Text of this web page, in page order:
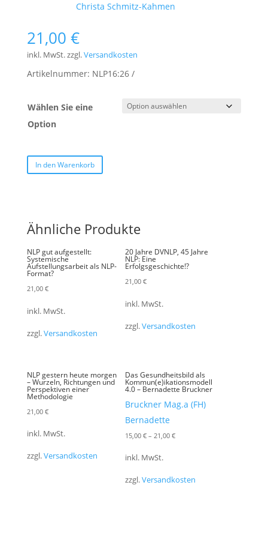
Christa Schmitz-Kahmen
21,00 €
inkl. MwSt.zzgl.Versandkosten
Artikelnummer: NLP16:26
Wählen Sie eine
Option
In den Warenkorb
Ähnliche Produkte
NLP gut aufgestellt:
Systemische
Aufstellungsarbeit als NLP-
Format?
21,00 €
inkl. MwSt.
zzgl.Versandkosten
20 Jahre DVNLP, 45 Jahre
NLP: Eine
Erfolgsgeschichte!?
21,00 €
inkl. MwSt.
zzgl.Versandkosten
NLP gestern heute morgen
– Wurzeln, Richtungen und
Perspektiven einer
Methodologie
21,00 €
inkl. MwSt.
zzgl.Versandkosten
Das Gesundheitsbild als
Kommun(e)ikationsmodell
4.0 – Bernadette Bruckner
Bruckner Mag.a (FH)
Bernadette
15,00 €– 21,00 €
inkl. MwSt.
zzgl.Versandkosten